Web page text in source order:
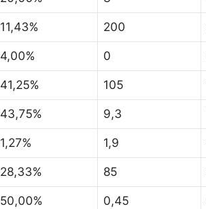
11,43% 200
4,00% 0
41,25% 105
43,75% 9,3
1,27% 1,9
28,33% 85
50,00% 0,45